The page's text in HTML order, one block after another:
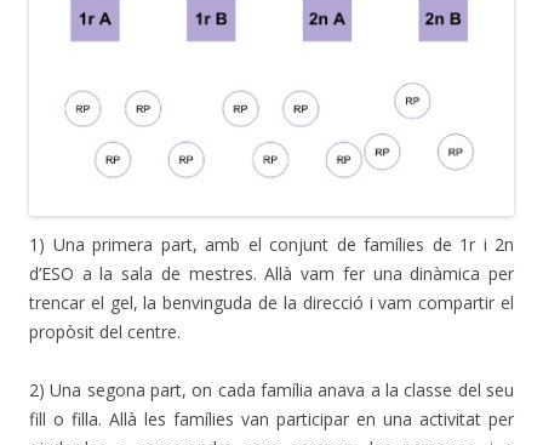
1) Una primera part, amb el conjunt de famílies de 1r i 2n
d’ESO a la sala de mestres. Allà vam fer una dinàmica per
trencar el gel, la benvinguda de la direcció i vam compartir el
propòsit del centre.
2) Una segona part, on cada família anava a la classe del seu
fill o filla. Allà les famílies van participar en una activitat per